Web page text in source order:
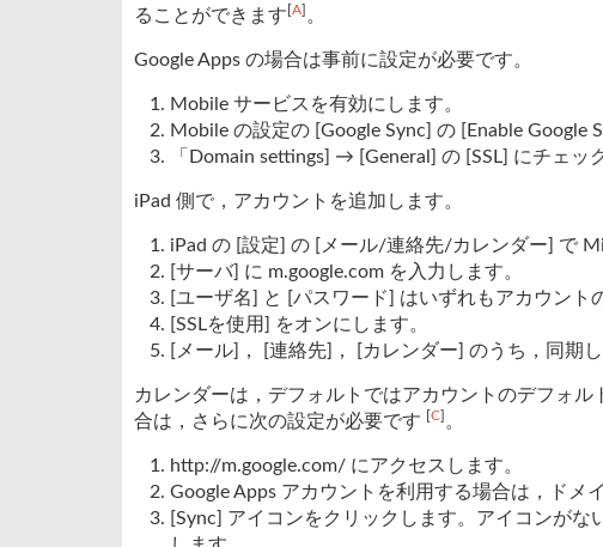
ることができます [A] 。
Google Apps の場合は事前に設定が必要です。
Mobile サービスを有効にします。
Mobile の設定の [Google Sync] の [Enable Google
「Domain settings] → [General] の [SSL] にチェッ
iPad 側で，アカウントを追加します。
iPad の [設定] の [メール/連絡先/カレンダー] で
[サーバ] に m.google.com を入力します。
[ユーザ名] と [パスワード] はいずれもアカウント
[SSLを使用] をオンにします。
[メール]， [連絡先]， [カレンダー] のうち，同期
カレンダーは，デフォルトではアカウントのデフォ
合は，さらに次の設定が必要です [C] 。
http://m.google.com/ にアクセスします。
Google Apps アカウントを利用する場合は，ドメ
[Sync] アイコンをクリックします。アイコンがな